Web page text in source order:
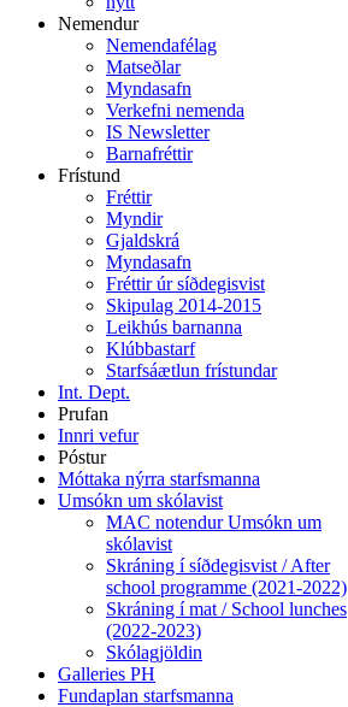
Nemendur
Nemendafélag
Matseðlar
Myndasafn
Verkefni nemenda
IS Newsletter
Barnafréttir
Frístund
Fréttir
Myndir
Gjaldskrá
Myndasafn
Fréttir úr síðdegisvist
Skipulag 2014-2015
Leikhús barnanna
Klúbbastarf
Starfsáætlun frístundar
Int. Dept.
Prufan
Innri vefur
Póstur
Móttaka nýrra starfsmanna
Umsókn um skólavist
MAC notendur Umsókn um
skólavist
Skráning í síðdegisvist / After
school programme (2021-2022)
Skráning í mat / School lunches
(2022-2023)
Skólagjöldin
Galleries PH
Fundaplan starfsmanna